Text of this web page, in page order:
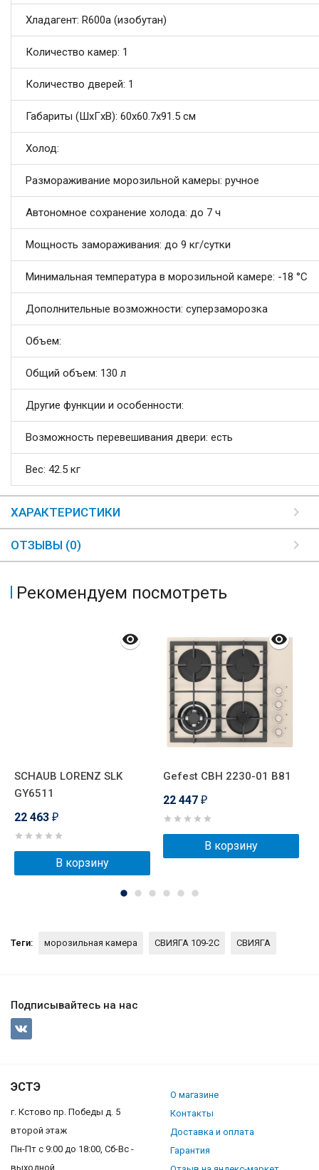
Хладагент: R600a (изобутан)
Количество камер: 1
Количество дверей: 1
Габариты (ШxГxВ): 60x60.7x91.5 см
Холод:
Размораживание морозильной камеры: ручное
Автономное сохранение холода: до 7 ч
Мощность замораживания: до 9 кг/cутки
Минимальная температура в морозильной камере: -18 °C
Дополнительные возможности: суперзаморозка
Объем:
Общий объем: 130 л
Другие функции и особенности:
Возможность перевешивания двери: есть
Вес: 42.5 кг
ХАРАКТЕРИСТИКИ
ОТЗЫВЫ (0)
Рекомендуем посмотреть
SCHAUB LORENZ SLK
GY6511
22 463 ₽
В корзину
Gefest СВН 2230-01 В81
22 447 ₽
В корзину
Теги: морозильная камера СВИЯГА 109-2С СВИЯГА
Подписывайтесь на нас
ЭСТЭ
г. Кстово пр. Победы д. 5
второй этаж
Пн-Пт с 9:00 до 18:00, Сб-Вс -
выходной
О магазине
Контакты
Доставка и оплата
Гарантия